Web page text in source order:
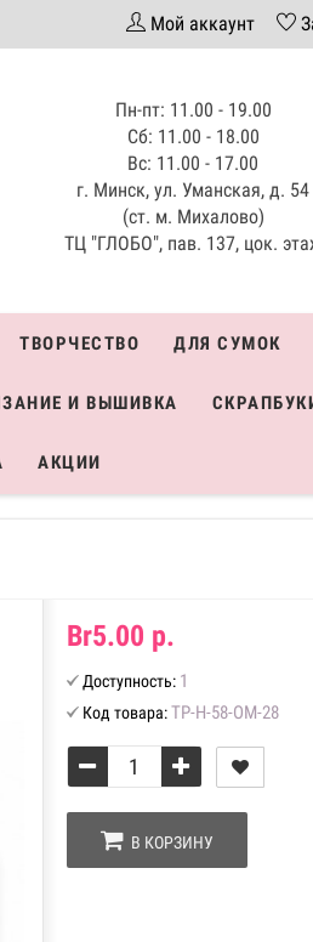
Мой аккаунт
Пн-пт: 11.00 - 19.00
Сб: 11.00 - 18.00
Вс: 11.00 - 17.00
г. Минск, ул. Уманская, д. 54
(ст. м. Михалово)
ТЦ "ГЛОБО", пав. 137, цок.
ТВОРЧЕСТВО ДЛЯ СУМОК
И ВЫШИВКА
АКЦИИ
Br5.00 р.
Доступность:1
Код товара: ТР-Н-58-ОМ-28
В КОРЗИНУ